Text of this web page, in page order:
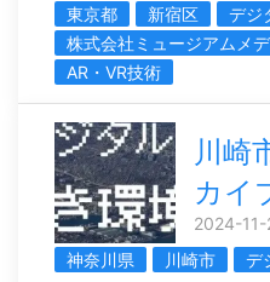
東京都
新宿区
デジ
株式会社ミュージアムメ
AR・VR技術
川崎
カイ
2024-
神奈川県
川崎市 デ